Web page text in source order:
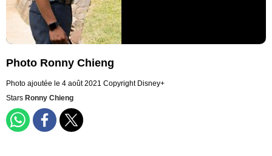
Photo Ronny Chieng
Photo ajoutée le 4 août 2021 Copyright Disney+
Stars Ronny Chieng